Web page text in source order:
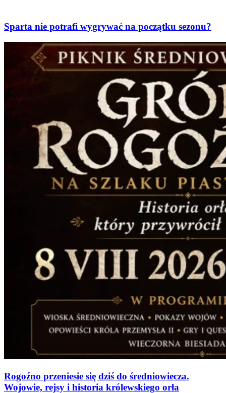
Sparta nie potrafi wygrywać na początku sezonu?
Rogoźno przeniesie się dziś do średniowiecza.
Wojowie, rejsy i historia królewskiego orła